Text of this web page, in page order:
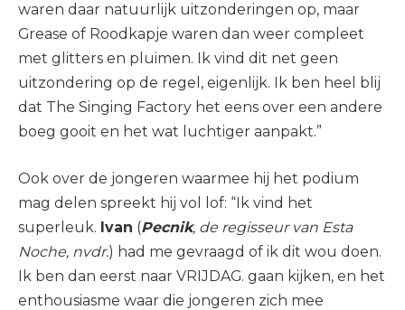
waren daar natuurlijk uitzonderingen op, maar
Grease of Roodkapje waren dan weer compleet
met glitters en pluimen. Ik vind dit net geen
uitzondering op de regel, eigenlijk. Ik ben heel blij
dat The Singing Factory het eens over een andere
boeg gooit en het wat luchtiger aanpakt.”
Ook over de jongeren waarmee hij het podium
mag delen spreekt hij vol lof: “Ik vind het
superleuk. Ivan (Pecnik, de regisseur van Esta
Noche, nvdr.) had me gevraagd of ik dit wou doen.
Ik ben dan eerst naar VRIJDAG. gaan kijken, en het
enthousiasme waar die jongeren zich mee